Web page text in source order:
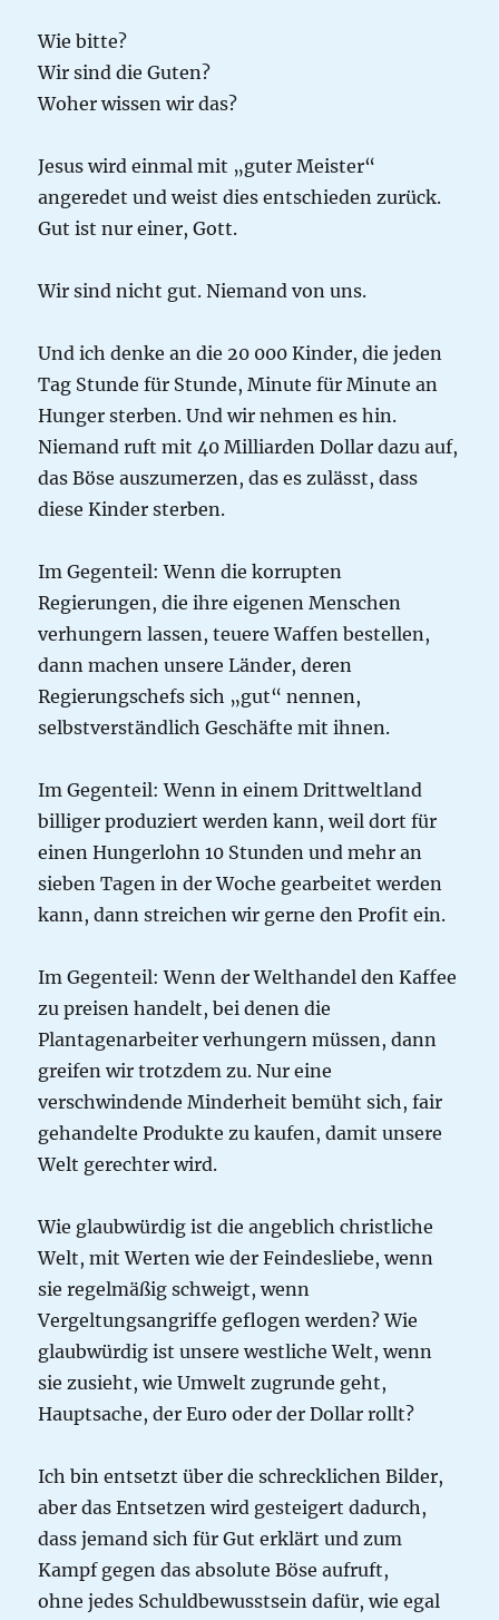
Wie bitte?
Wir sind die Guten?
Woher wissen wir das?
Jesus wird einmal mit „guter Meister“
angeredet und weist dies entschieden zurück.
Gut ist nur einer, Gott.
Wir sind nicht gut. Niemand von uns.
Und ich denke an die 20 000 Kinder, die jeden
Tag Stunde für Stunde, Minute für Minute an
Hunger sterben. Und wir nehmen es hin.
Niemand ruft mit 40 Milliarden Dollar dazu auf,
das Böse auszumerzen, das es zulässt, dass
diese Kinder sterben.
Im Gegenteil: Wenn die korrupten
Regierungen, die ihre eigenen Menschen
verhungern lassen, teuere Waffen bestellen,
dann machen unsere Länder, deren
Regierungschefs sich „gut“ nennen,
selbstverständlich Geschäfte mit ihnen.
Im Gegenteil: Wenn in einem Drittweltland
billiger produziert werden kann, weil dort für
einen Hungerlohn 10 Stunden und mehr an
sieben Tagen in der Woche gearbeitet werden
kann, dann streichen wir gerne den Profit ein.
Im Gegenteil: Wenn der Welthandel den Kaffee
zu preisen handelt, bei denen die
Plantagenarbeiter verhungern müssen, dann
greifen wir trotzdem zu. Nur eine
verschwindende Minderheit bemüht sich, fair
gehandelte Produkte zu kaufen, damit unsere
Welt gerechter wird.
Wie glaubwürdig ist die angeblich christliche
Welt, mit Werten wie der Feindesliebe, wenn
sie regelmäßig schweigt, wenn
Vergeltungsangriffe geflogen werden? Wie
glaubwürdig ist unsere westliche Welt, wenn
sie zusieht, wie Umwelt zugrunde geht,
Hauptsache, der Euro oder der Dollar rollt?
Ich bin entsetzt über die schrecklichen Bilder,
aber das Entsetzen wird gesteigert dadurch,
dass jemand sich für Gut erklärt und zum
Kampf gegen das absolute Böse aufruft,
ohne jedes Schuldbewusstsein dafür, wie egal